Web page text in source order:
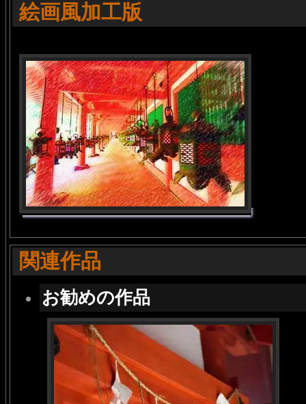
絵画風加工版
関連作品
お勧めの作品